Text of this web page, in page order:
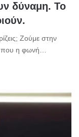
δύναμη. Το
Ζούμε στην
που η φωνή…